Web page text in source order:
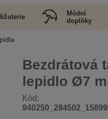
Módní
doplňky
Bezdrátová
lepidlo Ø7
Kód: